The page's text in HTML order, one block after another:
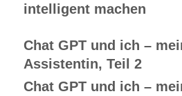
intelligent machen
Chat GPT und ich –
Assistentin, Teil 2
Chat GPT und ich –